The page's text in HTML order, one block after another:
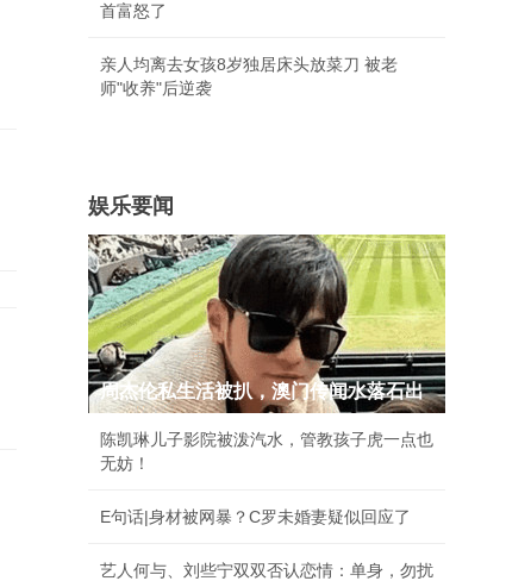
首富怒了
亲人均离去女孩8岁独居床头放菜刀 被老
师"收养"后逆袭
娱乐要闻
周杰伦私生活被扒，澳门传闻水落石出
陈凯琳儿子影院被泼汽水，管教孩子虎一点也
无妨！
E句话|身材被网暴？C罗未婚妻疑似回应了
艺人何与、刘些宁双双否认恋情：单身，勿扰